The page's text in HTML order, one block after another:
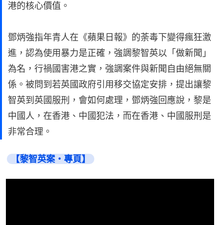
港的核心價值。
鄧炳強指年青人在《蘋果日報》的荼毒下變得瘋狂激
進，認為使用暴力是正確，強調黎智英以「做新聞」
為名，行禍國害港之實，強調案件與新聞自由絕無關
係。被問到若英國政府引用移交協定安排，提出讓黎
智英到英國服刑，會如何處理，鄧炳強回應說，黎是
中國人，在香港、中國犯法，而在香港、中國服刑是
非常合理。
【黎智英案・專頁】